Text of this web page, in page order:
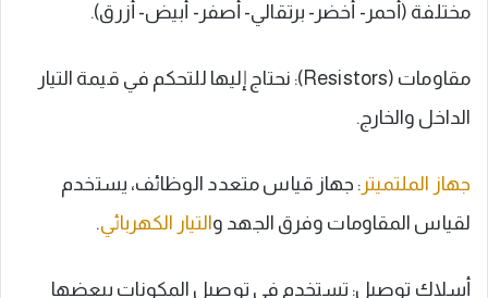
مختلفة (أحمر- أخضر- برتقالي- أصفر- أبيض- أزرق).
مقاومات (Resistors): نحتاج إليها للتحكم في قيمة التيار
الداخل والخارج.
جهاز الملتميتر : جهاز قياس متعدد الوظائف، يستخدم
لقياس المقاومات وفرق الجهد والتيار الكهربائي.
أسلاك توصيل: تستخدم في توصيل المكونات ببعضها